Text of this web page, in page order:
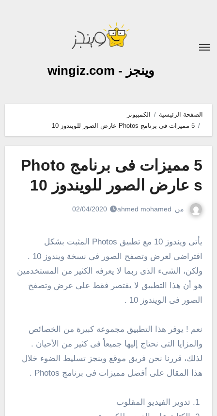
وينجز - wingiz.com
الصفحة الرئيسية
الكمبيوتر
5 مميزات فى برنامج Photos عارض الصور للويندوز 10
5 مميزات فى برنامج Photo
s عارض الصور للويندوز 10
من ahmed mohamed
02/04/2020
يأتى ويندوز 10 مع تطبيق Photos المثبت بشكل
افتراضى لعرض وتصفح الصور فى نسخة ويندوز 10 .
ولكن، الشىء الذى ربما لا يعرفه الكثير من المستخدمين
هو أن هذا التطبيق لا يقتصر فقط على عرض وتصفح
الصور فى الويندوز 10 .
نعم ! يوفر هذا التطبيق مجموعة كبيرة من الخصائص
والمزايا التى نحتاج إليها جميعاً فى كثير من الأحيان .
لذلك، قررنا نحن فريق موقع وينجز تسليط الضوء خلال
هذا المقال على أفضل مميزات فى برنامج Photos .
تدوير الفيديو المقلوب